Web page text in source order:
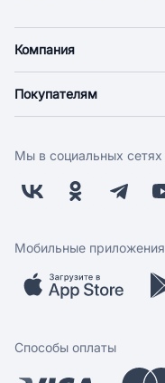
Компания
Новости
Поставщикам
Заводчикам
Обратная связь
Покупателям
Оплата
Бонусная программа
Скидки и акции
Мобильное приложение
Мы в социальных сетях
Мобильные приложения
Способы оплаты